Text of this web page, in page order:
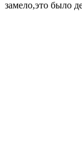
замело,это было